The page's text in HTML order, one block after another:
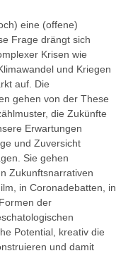
eine (offene)
Frage drängt sich
Krisen wie
und Kriegen
auf. Die
gehen von der These
die Zukünfte
Erwartungen
und Zuversicht
Sie gehen
Zukunftsnarrativen
in Coronadebatten, in
der
Potential, kreativ die
und damit